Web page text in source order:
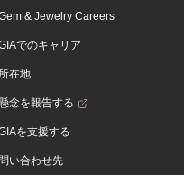
& Jewelry Careers
でのキャリア
所在地
念を報告する
を支援する
問い合わせ先